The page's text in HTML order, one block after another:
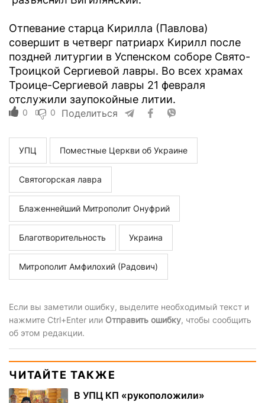
Отпевание старца Кирилла (Павлова)
совершит в четверг патриарх Кирилл после
поздней литургии в Успенском соборе Свято-
Троицкой Сергиевой лавры. Во всех храмах
Троице-Сергиевой лавры 21 февраля
отслужили заупокойные литии.
0 0 Поделиться
УПЦ Поместные Церкви об Украине
Святогорская лавра
Блаженнейший Митрополит Онуфрий
Благотворительность Украина
Митрополит Амфилохий (Радович)
Если вы заметили ошибку, выделите необходимый текст и
нажмите Ctrl+Enter или Отправить ошибку, чтобы сообщить
об этом редакции.
ЧИТАЙТЕ ТАКЖЕ
В УПЦ КП «рукоположили»